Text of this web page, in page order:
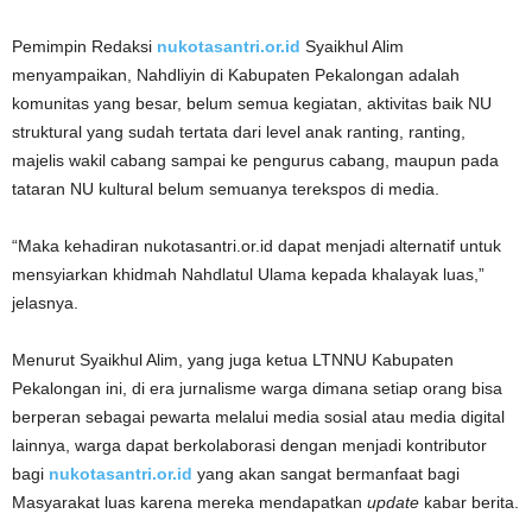
Pemimpin Redaksi nukotasantri.or.id Syaikhul Alim
menyampaikan, Nahdliyin di Kabupaten Pekalongan adalah
komunitas yang besar, belum semua kegiatan, aktivitas baik NU
struktural yang sudah tertata dari level anak ranting, ranting,
majelis wakil cabang sampai ke pengurus cabang, maupun pada
tataran NU kultural belum semuanya terekspos di media.
“Maka kehadiran nukotasantri.or.id dapat menjadi alternatif untuk
mensyiarkan khidmah Nahdlatul Ulama kepada khalayak luas,”
jelasnya.
Menurut Syaikhul Alim, yang juga ketua LTNNU Kabupaten
Pekalongan ini, di era jurnalisme warga dimana setiap orang bisa
berperan sebagai pewarta melalui media sosial atau media digital
lainnya, warga dapat berkolaborasi dengan menjadi kontributor
bagi nukotasantri.or.id yang akan sangat bermanfaat bagi
Masyarakat luas karena mereka mendapatkan update kabar berita.